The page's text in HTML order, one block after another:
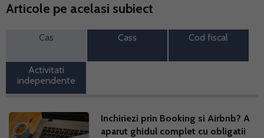
Articole pe acelasi subiect
Cas Cass Cod fiscal
Activitati
independente
Inchiriezi prin Booking si Airbnb? A
aparut ghidul complet cu obligatii